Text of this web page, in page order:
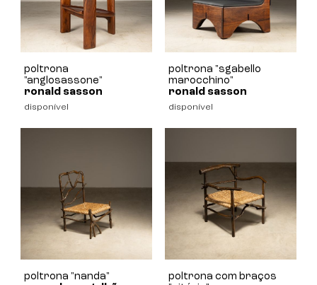
poltrona
"anglosassone"
ronald sasson
disponível
poltrona "sgabello
marocchino"
ronald sasson
disponível
poltrona "nanda"
poltrona com braços